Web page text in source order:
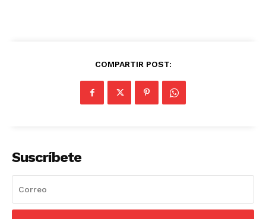
COMPARTIR POST:
Suscríbete